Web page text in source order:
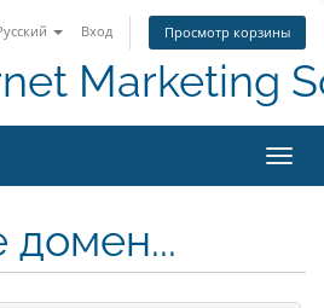
Вход Просмотр корзины
Marketing
домен...